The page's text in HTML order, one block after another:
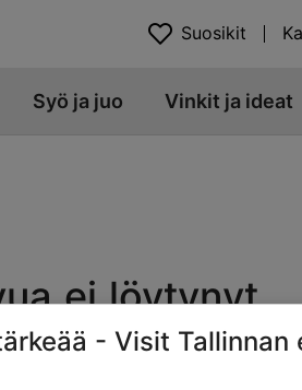
Suosikit
Syö ja juo Vinkit ja ideat
ei löytynyt
- Visit Tallinnan